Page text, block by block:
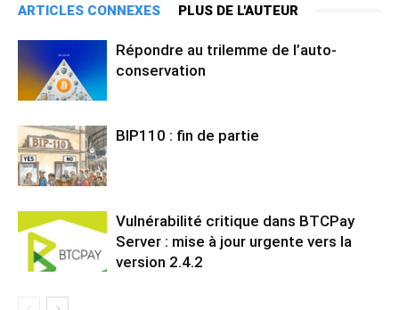
ARTICLES CONNEXES PLUS DE L'AUTEUR
Répondre au trilemme de l’auto-
conservation
BIP110 : fin de partie
Vulnérabilité critique dans BTCPay
Server : mise à jour urgente vers la
version 2.4.2